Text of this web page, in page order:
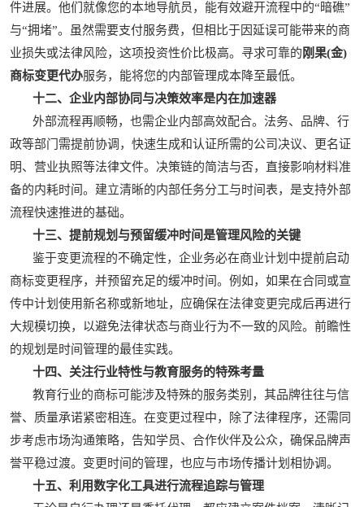
件进展。他们就像您的本地导航员，能有效避开流程中的“暗礁”
与“拥堵”。虽然需要支付服务费，但相比于因延误可能带来的商
业损失或法律风险，这项投资性价比极高。寻求可靠的 刚果(金)
商标变更代办服务，能将您的内部管理成本降至最低。
十二、企业内部协同与决策效率是内在加速器
外部流程再顺畅，也需企业内部高效配合。法务、品牌、行
政等部门需提前协调，快速生成和认证所需的公司决议、更名证
明、营业执照等法律文件。决策链的简洁与否，直接影响材料准
备的内耗时间。建立清晰的内部任务分工与时间表，是支持外部
流程快速推进的基础。
十三、提前规划与预留缓冲时间是管理风险的关键
鉴于变更流程的不确定性，企业务必在商业计划中提前启动
商标变更程序，并预留充足的缓冲时间。例如，如果在合同或宣
传中计划使用新名称或新地址，应确保在法律变更完成后再进行
大规模切换，以避免法律状态与商业行为不一致的风险。前瞻性
的规划是时间管理的最佳实践。
十四、关注行业特性与教育服务的特殊考量
教育行业的商标可能涉及特殊的服务类别，其品牌往往与信
誉、质量承诺紧密相连。在变更过程中，除了法律程序，还需同
步考虑市场沟通策略，告知学员、合作伙伴及公众，确保品牌声
誉平稳过渡。变更时间的管理，也应与市场传播计划相协调。
十五、利用数字化工具进行流程追踪与管理